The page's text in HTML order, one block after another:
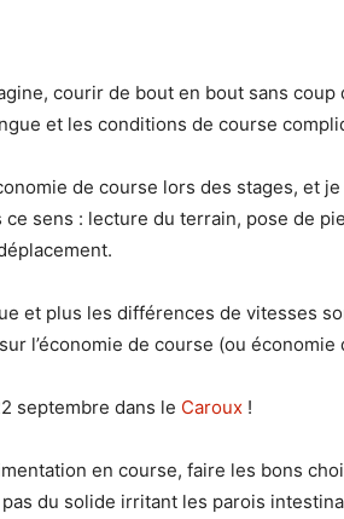
courir de bout en bout sans coup
et les conditions de course
de course lors des stages, et
ce sens : lecture du terrain, pose de
et plus les différences de vitesses
l’économie de course (ou économie
septembre dans le Caroux !
en course, faire les bons
du solide irritant les parois